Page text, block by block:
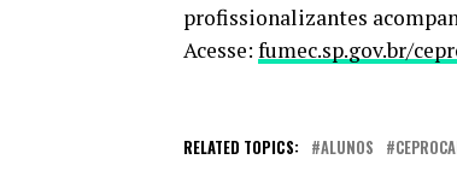
profissionalizantes
Acesse: fumec.sp.gov.br/
RELATED TOPICS: ALUNOS